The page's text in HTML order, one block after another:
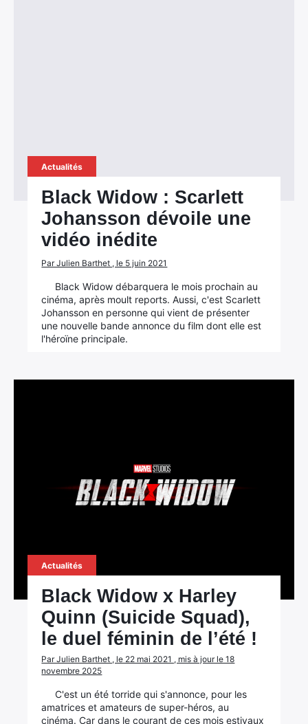
Actualités
Black Widow : Scarlett
Johansson dévoile une
vidéo inédite
Par Julien Barthet , le 5 juin 2021
Black Widow débarquera le mois prochain au
cinéma, après moult reports. Aussi, c'est Scarlett
Johansson en personne qui vient de présenter
une nouvelle bande annonce du film dont elle est
l'héroïne principale.
Actualités
Black Widow x Harley
Quinn (Suicide Squad),
le duel féminin de l’été !
Par Julien Barthet , le 22 mai 2021 , mis à jour le 18
novembre 2025
C'est un été torride qui s'annonce, pour les
amatrices et amateurs de super-héros, au
cinéma. Car dans le courant de ces mois estivaux